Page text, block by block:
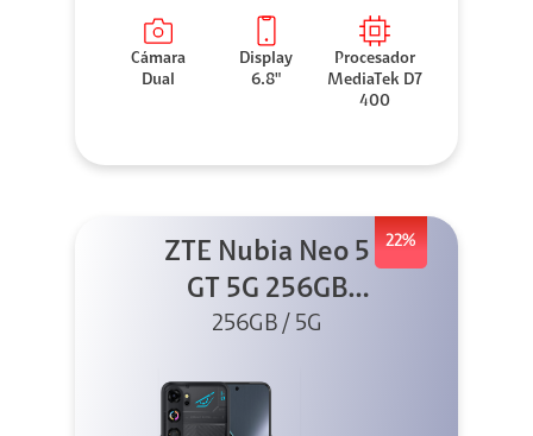
Cámara
Dual
Display
6.8"
Procesador
MediaTek D7
400
22%
ZTE Nubia Neo 5
GT 5G 256GB
Negro + GPAD +
256GB / 5G